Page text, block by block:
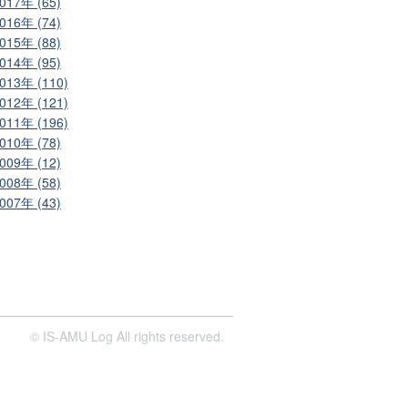
年 (74)
年 (88)
年 (95)
年 (110)
年 (121)
年 (196)
年 (78)
年 (12)
年 (58)
年 (43)
© IS-AMU Log All rights reserved.